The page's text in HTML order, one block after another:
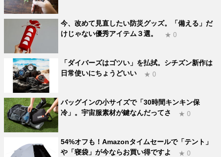
今、改めて見直したい防災グッズ。「備える」だ
けじゃない優秀アイテム３選。
★ 0
「ダイバーズはゴツい」を払拭。シチズン新作は
日常使いにちょうどいい
★ 0
バッグインの小サイズで「30時間キンキン保
冷」。宇宙服素材が鍵なんだってさ
★ 0
54%オフも！Amazonタイムセールで「テント」
や「寝袋」が今ならお買い得ですよ
★ 0